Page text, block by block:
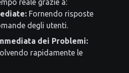
Fornendo risposte
degli utenti.
dei Problemi:
rapidamente le